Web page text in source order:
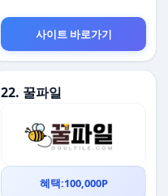
사이트 바로가기
22. 꿀파일
혜택:100,000P